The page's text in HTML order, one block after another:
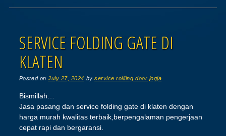
SERVICE FOLDING GATE DI
KLATEN
Posted onJuly 27, 2024 byservice rollling door jogja
Bismillah…
Jasa pasang dan service folding gate di klaten dengan
harga murah kwalitas terbaik,berpengalaman pengerjaan
cepat rapi dan bergaransi.